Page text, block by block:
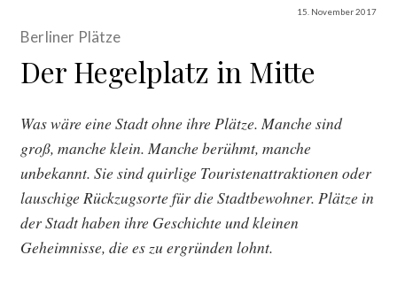
15. November 2017
Berliner Plätze
Der Hegelplatz in Mitte
Was wäre eine Stadt ohne ihre Plätze. Manche sind
groß, manche klein. Manche berühmt, manche
unbekannt. Sie sind quirlige Touristenattraktionen oder
lauschige Rückzugsorte für die Stadtbewohner. Plätze in
der Stadt haben ihre Geschichte und kleinen
Geheimnisse, die es zu ergründen lohnt.